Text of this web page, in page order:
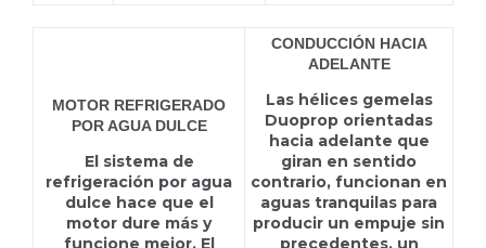
MOTOR REFRIGERADO
POR AGUA DULCE
El sistema de
refrigeración por agua
dulce hace que el
motor dure más y
funcione mejor. El
CONDUCCIÓN HACIA
ADELANTE
Las hélices gemelas
Duoprop orientadas
hacia adelante que
giran en sentido
contrario, funcionan en
aguas tranquilas para
producir un empuje sin
precedentes, un